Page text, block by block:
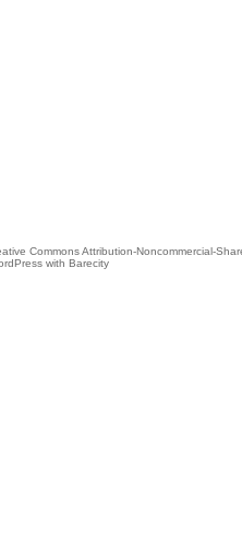
Commons Attribution-Noncommercial-
with Barecity